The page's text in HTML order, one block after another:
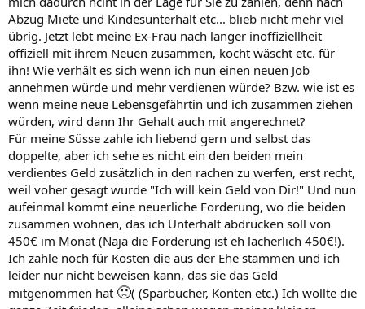
Abzug Miete und Kindesunterhalt etc... blieb nicht mehr viel
übrig. Jetzt lebt meine Ex-Frau nach langer inoffiziellheit
offiziell mit ihrem Neuen zusammen, kocht wäscht etc. für
ihn! Wie verhält es sich wenn ich nun einen neuen Job
annehmen würde und mehr verdienen würde? Bzw. wie ist es
wenn meine neue Lebensgefährtin und ich zusammen ziehen
würden, wird dann Ihr Gehalt auch mit angerechnet?
Für meine Süsse zahle ich liebend gern und selbst das
doppelte, aber ich sehe es nicht ein den beiden mein
verdientes Geld zusätzlich in den rachen zu werfen, erst recht,
weil voher gesagt wurde "Ich will kein Geld von Dir!" Und nun
aufeinmal kommt eine neuerliche Forderung, wo die beiden
zusammen wohnen, das ich Unterhalt abdrücken soll von
450€ im Monat (Naja die Forderung ist eh lächerlich 450€!).
Ich zahle noch für Kosten die aus der Ehe stammen und ich
leider nur nicht beweisen kann, das sie das Geld
mitgenommen hat 🙁( (Sparbücher, Konten etc.) Ich wollte die